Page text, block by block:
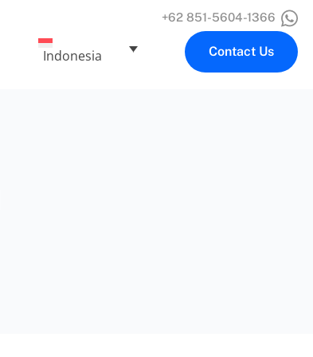
Indonesia
+62 851-5604-1366
Contact Us